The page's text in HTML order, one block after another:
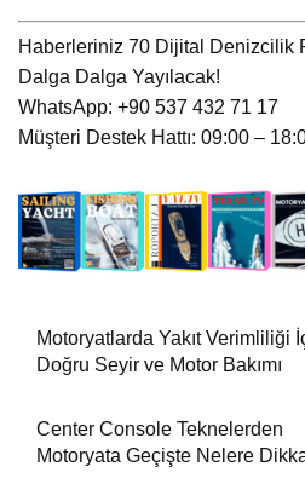
Haberleriniz 70 Dijital Denizcilik
Dalga Dalga Yayılacak!
WhatsApp: +90 537 432 71 17
Müşteri Destek Hattı: 09:00 –
Motoryatlarda Yakıt Verimliliği
Doğru Seyir ve Motor Bakımı
Center Console Teknelerden
Motoryata Geçişte Nelere